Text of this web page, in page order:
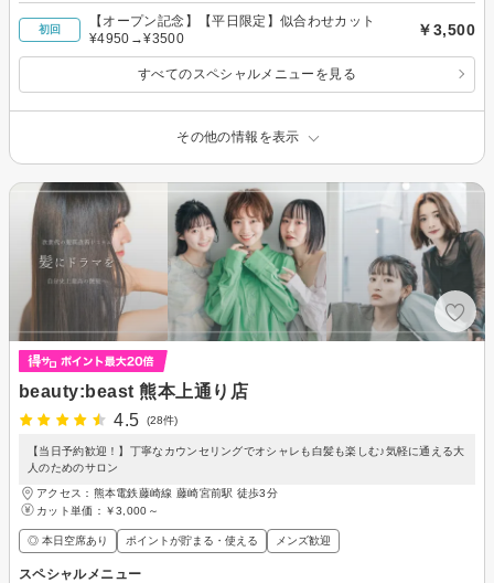
初回
【オープン記念】【平日限定】似合わせカット
¥4950→¥3500
￥3,500
すべてのスペシャルメニューを見る
その他の情報を表示
beauty:beast 熊本上通り店
4.5
(28件)
【当日予約歓迎！】丁寧なカウンセリングでオシャレも白髪も楽しむ♪気軽に通える大
人のためのサロン
アクセス：熊本電鉄藤崎線 藤崎宮前駅 徒歩3分
カット単価： ￥3,000～
◎ 本日空席あり ポイントが貯まる・使える メンズ歓迎
スペシャルメニュー